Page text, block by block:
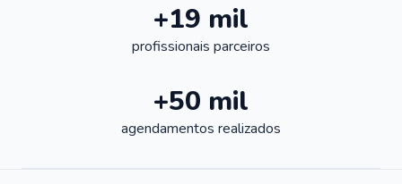
+19 mil
profissionais parceiros
+50 mil
agendamentos realizados